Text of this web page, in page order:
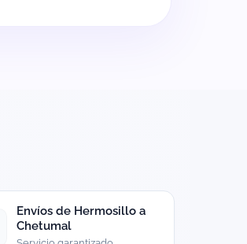
Envíos de Hermosillo a
Chetumal